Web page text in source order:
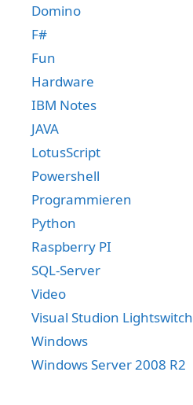
Domino
F#
Fun
Hardware
IBM Notes
JAVA
LotusScript
Powershell
Programmieren
Python
Raspberry PI
SQL-Server
Video
Visual Studion Lightswitch
Windows
Windows Server 2008 R2